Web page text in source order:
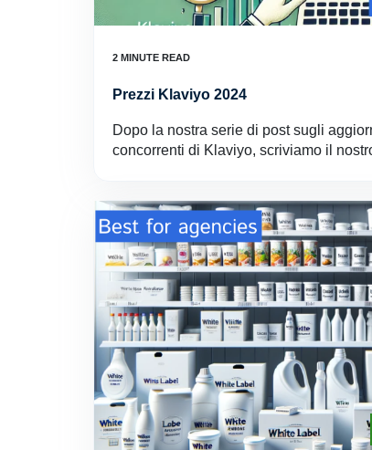
Prezzi Klaviyo 2024
Dopo la nostra serie di post sugli
concorrenti di Klaviyo, scriviamo il